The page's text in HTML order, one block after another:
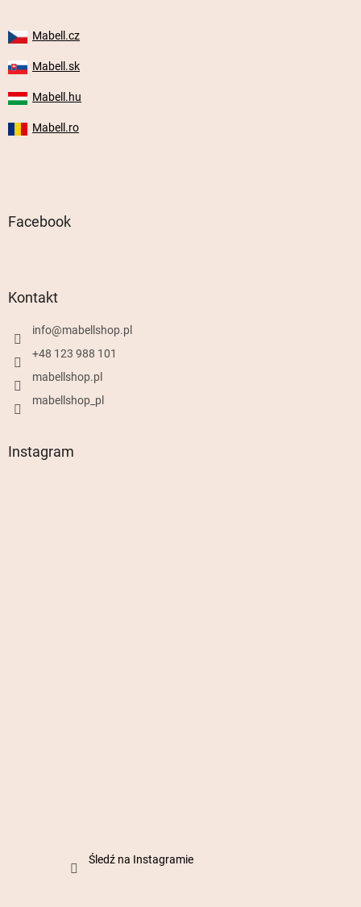
Mabell.cz
Mabell.sk
Mabell.hu
Mabell.ro
Facebook
Kontakt
info@mabellshop.pl
+48 123 988 101
mabellshop.pl
mabellshop_pl
Instagram
Śledź na Instagramie